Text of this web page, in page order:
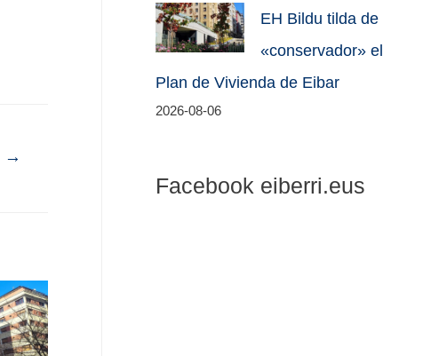
→
EH Bildu tilda de
«conservador» el
Plan de Vivienda de Eibar
2026-08-06
Facebook eiberri.eus